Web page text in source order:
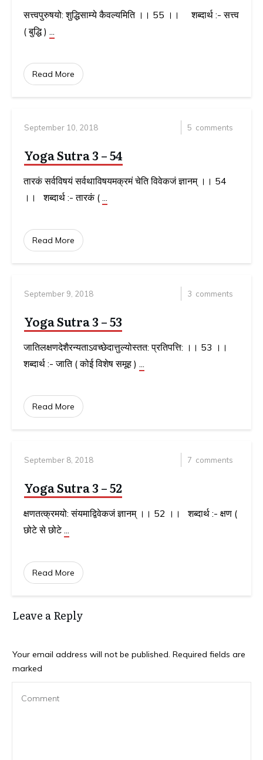
सत्त्वपुरुषयो: शुद्धिसाम्ये कैवल्यमिति ।। 55 ।। शब्दार्थ :- सत्त्व
( बुद्धि ) ...
Read More
September 10, 2018 5 comments
Yoga Sutra 3 – 54
तारकं सर्वविषयं सर्वथाविषयमक्रमं चेति विवेकजं ज्ञानम् ।। 54
।। शब्दार्थ :- तारकं ( ...
Read More
September 9, 2018 3 comments
Yoga Sutra 3 – 53
जातिलक्षणदेशैरन्यताऽवच्छेदात्तुल्योस्तत: प्रतिपत्ति: ।। 53 ।।
शब्दार्थ :- जाति ( कोई विशेष समूह ) ...
Read More
September 8, 2018 7 comments
Yoga Sutra 3 – 52
क्षणतत्क्रमयो: संयमाद्विवेकजं ज्ञानम् ।। 52 ।। शब्दार्थ :- क्षण (
छोटे से छोटे...
Read More
Leave a Reply
Your email address will not be published. Required fields are
marked